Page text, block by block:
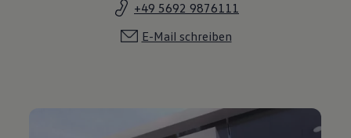
+49 5692 9876111
E-Mail schreiben